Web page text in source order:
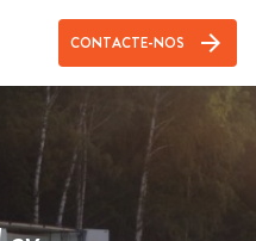
CONTACTE-NOS arrow_forward